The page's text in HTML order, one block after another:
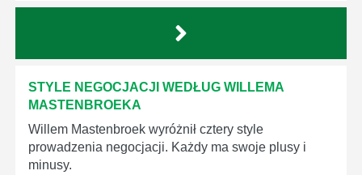
STYLE NEGOCJACJI WEDŁUG WILLEMA
MASTENBROEKA
Willem Mastenbroek wyróżnił cztery style
prowadzenia negocjacji. Każdy ma swoje plusy i
minusy.